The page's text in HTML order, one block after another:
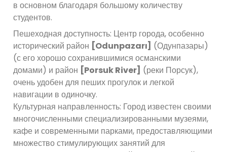
в основном благодаря большому количеству
студентов.
Пешеходная доступность: Центр города, особенно
исторический район [Odunpazarı] (Одунпазары)
(с его хорошо сохранившимися османскими
домами) и район [Porsuk River] (реки Порсук),
очень удобен для пеших прогулок и легкой
навигации в одиночку.
Культурная направленность: Город известен своими
многочисленными специализированными музеями,
кафе и современными парками, предоставляющими
множество стимулирующих занятий для